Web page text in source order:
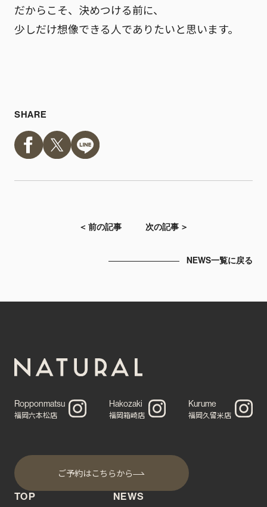
だからこそ、決めつける前に、
少しだけ想像できる人でありたいと思います。
SHARE
＜ 前の記事 次の記事 ＞
NEWS一覧に戻る
Ropponmatsu
福岡六本松店
Hakozaki
福岡箱崎店
Kurume
福岡久留米店
ご予約はこちらから
TOP NEWS